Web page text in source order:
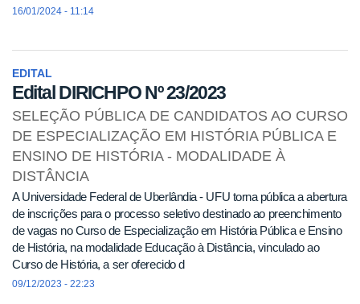
16/01/2024 - 11:14
EDITAL
Edital DIRICHPO Nº 23/2023
SELEÇÃO PÚBLICA DE CANDIDATOS AO CURSO
DE ESPECIALIZAÇÃO EM HISTÓRIA PÚBLICA E
ENSINO DE HISTÓRIA - MODALIDADE À
DISTÂNCIA
A Universidade Federal de Uberlândia - UFU torna pública a abertura
de inscrições para o processo seletivo destinado ao preenchimento
de vagas no Curso de Especialização em História Pública e Ensino
de História, na modalidade Educação à Distância, vinculado ao
Curso de História, a ser oferecido d
09/12/2023 - 22:23